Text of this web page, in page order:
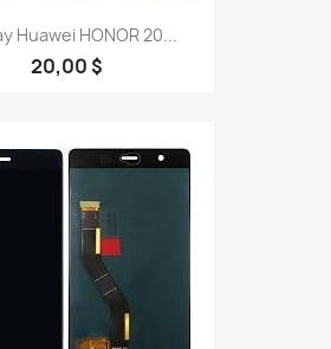
Huawei HONOR 20...
20,00 $